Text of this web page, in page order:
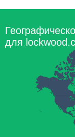
для